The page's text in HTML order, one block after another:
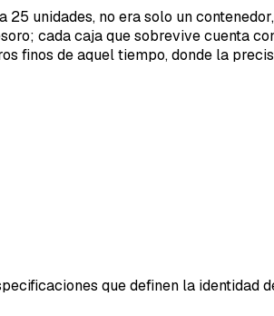
unidades, no era solo un
cada caja que sobrevive cuenta
finos de aquel tiempo, donde la
que definen la